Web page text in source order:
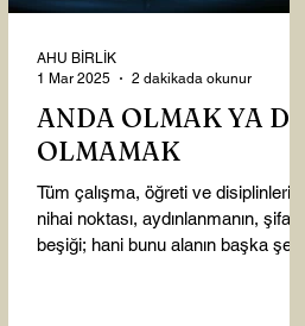
ANDA OLMAK YA DA
OLMAMAK
Tüm çalışma, öğreti ve disiplinlerin
nihai noktası, aydınlanmanın, şifanın
beşiği; hani bunu alanın başka şey
AHU BİRLİK
1 Mar 2025
2 dakikada okunur